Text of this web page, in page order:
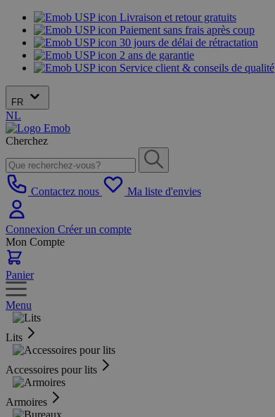
Livraison et retour gratuits
Paiement sans frais après coup
30 jours de délai de rétractation
2 ans de garantie
Service client & conseils de qualité
FR
NL
Cherchez
Contactez nous Ma liste d'envies
Connexion Créer un compte
Mon Compte
Panier
Menu
Lits
Accessoires pour lits
Armoires